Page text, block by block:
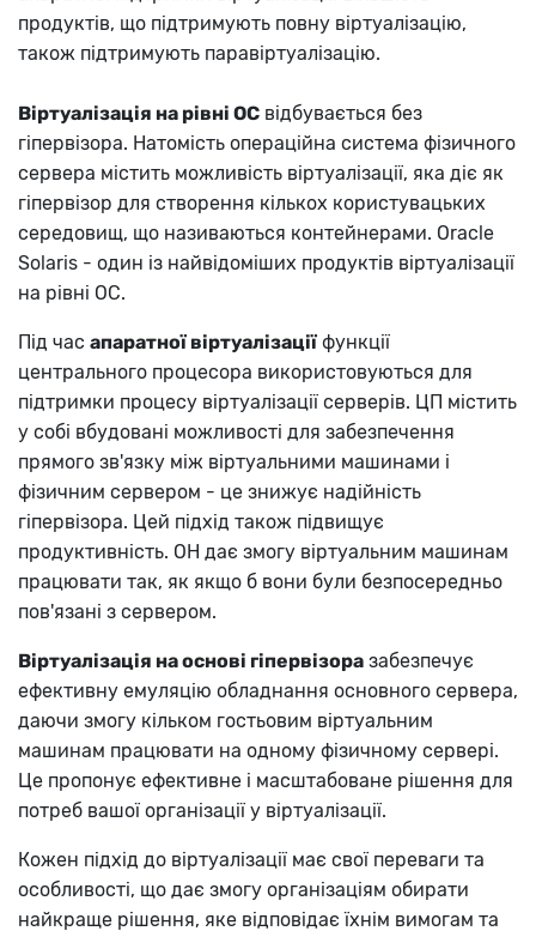
продуктів, що підтримують повну віртуалізацію,
також підтримують паравіртуалізацію.
Віртуалізація на рівні ОС відбувається без
гіпервізора. Натомість операційна система фізичного
сервера містить можливість віртуалізації, яка діє як
гіпервізор для створення кількох користувацьких
середовищ, що називаються контейнерами. Oracle
Solaris - один із найвідоміших продуктів віртуалізації
на рівні ОС.
Під час апаратної віртуалізації функції
центрального процесора використовуються для
підтримки процесу віртуалізації серверів. ЦП містить
у собі вбудовані можливості для забезпечення
прямого зв'язку між віртуальними машинами і
фізичним сервером - це знижує надійність
гіпервізора. Цей підхід також підвищує
продуктивність. ОН дає змогу віртуальним машинам
працювати так, як якщо б вони були безпосередньо
пов'язані з сервером.
Віртуалізація на основі гіпервізора забезпечує
ефективну емуляцію обладнання основного сервера,
даючи змогу кільком гостьовим віртуальним
машинам працювати на одному фізичному сервері.
Це пропонує ефективне і масштабоване рішення для
потреб вашої організації у віртуалізації.
Кожен підхід до віртуалізації має свої переваги та
особливості, що дає змогу організаціям обирати
найкраще рішення, яке відповідає їхнім вимогам та